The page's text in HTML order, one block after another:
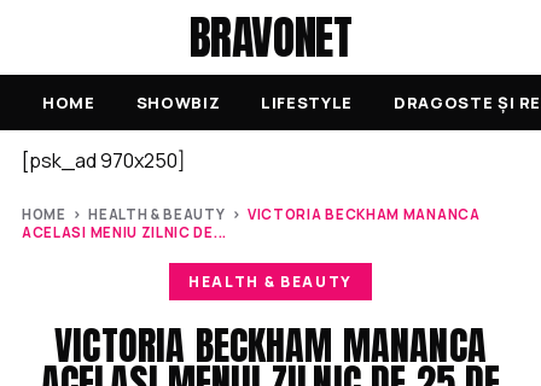
BRAVONET
HOME SHOWBIZ LIFESTYLE DRAGOSTE ȘI
[psk_ad 970x250]
HOME ›HEALTH & BEAUTY ›VICTORIA BECKHAM MANANCA
ACELASI MENIU ZILNIC DE...
HEALTH & BEAUTY
VICTORIA BECKHAM MANANCA